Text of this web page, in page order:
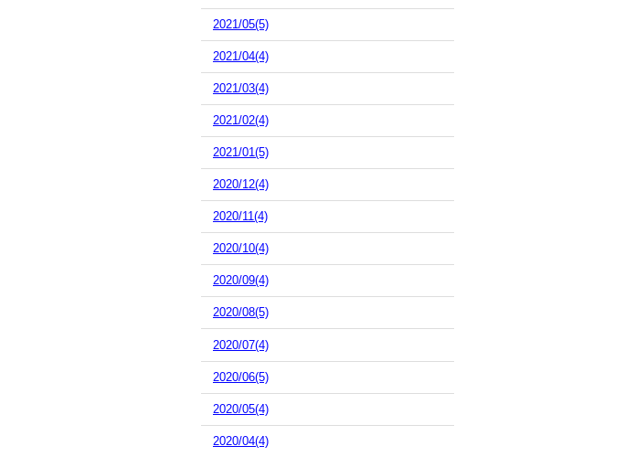
2021/05(5)
2021/04(4)
2021/03(4)
2021/02(4)
2021/01(5)
2020/12(4)
2020/11(4)
2020/10(4)
2020/09(4)
2020/08(5)
2020/07(4)
2020/06(5)
2020/05(4)
2020/04(4)